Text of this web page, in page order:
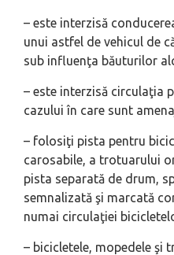
– este interzisă
unui astfel de vehicul de
sub influenţa băuturilor
– este interzisă circulaţia
cazului în care sunt
– folosiţi pista pentru
carosabile, a trotuarului
pista separată de drum,
semnalizată şi marcată
numai circulaţiei
– bicicletele, mopedele şi